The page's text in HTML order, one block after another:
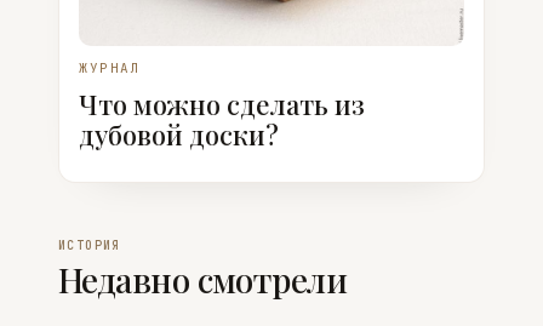
ЖУРНАЛ
Что можно сделать из
дубовой доски?
ИСТОРИЯ
Недавно смотрели